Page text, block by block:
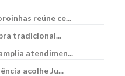
reúne ce...
tradicional...
atendimen...
acolhe Ju...